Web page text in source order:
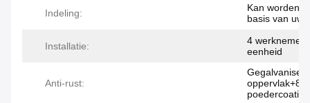
Indeling:
Kan worden
basis van uw
Installatie:
4
eenheid
Anti-rust:
poedercoating